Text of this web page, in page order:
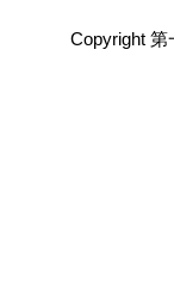
Copyright 第